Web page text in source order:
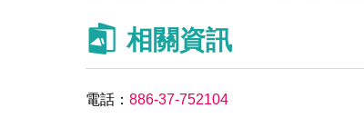
相關資訊
電話：886-37-752104